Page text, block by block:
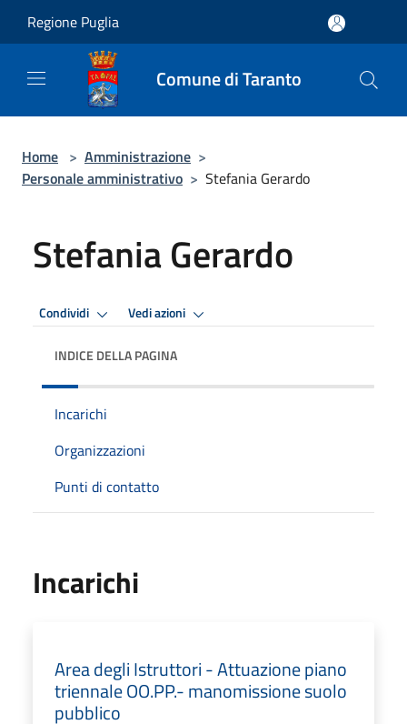
Regione Puglia
Comune di Taranto
Home > Amministrazione >
Personale amministrativo > Stefania Gerardo
Stefania Gerardo
Condividi Vedi azioni
INDICE DELLA PAGINA
Incarichi
Organizzazioni
Punti di contatto
Incarichi
Area degli Istruttori - Attuazione piano
triennale OO.PP.- manomissione suolo
pubblico